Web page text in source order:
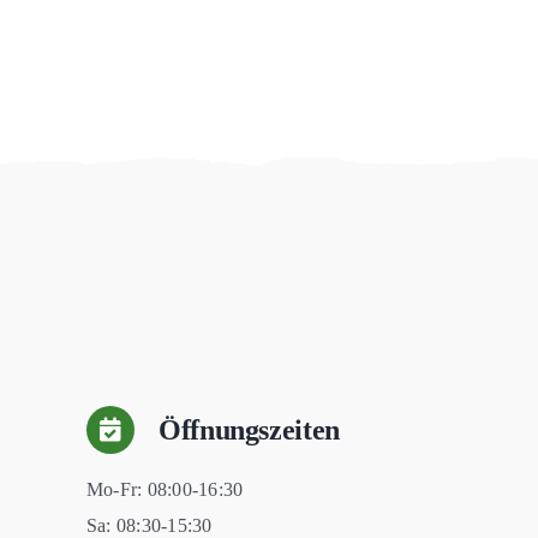
Öffnungszeiten
Mo-Fr: 08:00-16:30
Sa: 08:30-15:30